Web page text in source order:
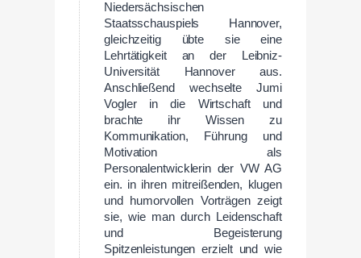
Niedersächsischen
Staatsschauspiels Hannover,
gleichzeitig übte sie eine
Lehrtätigkeit an der Leibniz-
Universität Hannover aus.
Anschließend wechselte Jumi
Vogler in die Wirtschaft und
brachte ihr Wissen zu
Kommunikation, Führung und
Motivation als
Personalentwicklerin der VW AG
ein. in ihren mitreißenden, klugen
und humorvollen Vorträgen zeigt
sie, wie man durch Leidenschaft
und Begeisterung
Spitzenleistungen erzielt und wie